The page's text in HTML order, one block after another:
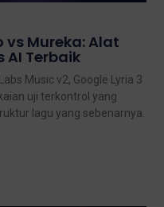
vs Mureka: Alat
AI Terbaik
Music v2, Google Lyria 3
uji terkontrol yang
lagu yang sebenarnya.